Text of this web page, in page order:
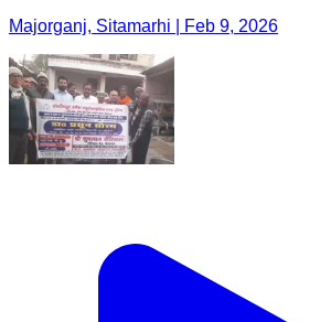
Majorganj, Sitamarhi | Feb 9, 2026